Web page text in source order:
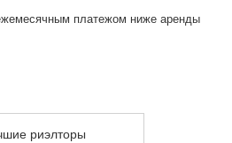
платежом ниже аренды
риэлторы